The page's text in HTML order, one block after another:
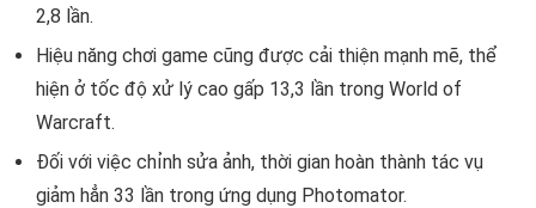
2,8 lần.
Hiệu năng chơi game cũng được cải thiện mạnh mẽ, thể
hiện ở tốc độ xử lý cao gấp 13,3 lần trong World of
Warcraft.
Đối với việc chỉnh sửa ảnh, thời gian hoàn thành tác vụ
giảm hẳn 33 lần trong ứng dụng Photomator.